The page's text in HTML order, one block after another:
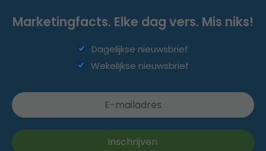
Marketingfacts. Elke dag vers. Mis niks!
Dagelijkse nieuwsbrief
Wekelijkse nieuwsbrief